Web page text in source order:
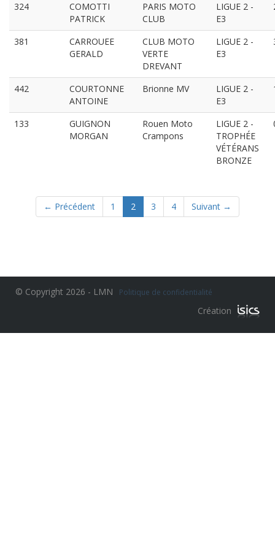
324
COMOTTI
PATRICK
PARIS MOTO
CLUB
LIGUE 2 -
E3
381
CARROUEE
GERALD
CLUB MOTO
VERTE
DREVANT
LIGUE 2 -
E3
442
COURTONNE
ANTOINE
Brionne MV
LIGUE 2 -
E3
133
GUIGNON
MORGAN
Rouen Moto
Crampons
LIGUE 2 -
TROPHÉE
VÉTÉRANS
BRONZE
← Précédent 1 2 (current)
3 4 Suivant →
© Copyright 2026 - LMN Politique de confidentialité
Création